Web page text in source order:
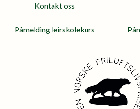
Kontakt oss
Påmelding leirskolekurs